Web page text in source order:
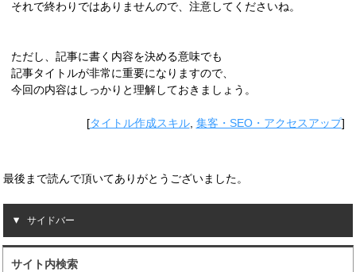
それで終わりではありませんので、注意してくださいね。
ただし、記事に書く内容を決める意味でも
記事タイトルが非常に重要になりますので、
今回の内容はしっかりと理解しておきましょう。
[タイトル作成スキル, 集客・SEO・アクセスアップ]
最後まで読んで頂いてありがとうございました。
サイドバー
サイト内検索